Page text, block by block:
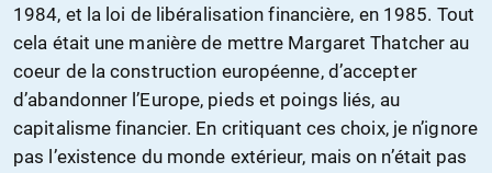
1984, et la loi de libéralisation financière, en 1985. Tout
cela était une manière de mettre Margaret Thatcher au
coeur de la construction européenne, d’accepter
d’abandonner l’Europe, pieds et poings liés, au
capitalisme financier. En critiquant ces choix, je n’ignore
pas l’existence du monde extérieur, mais on n’était pas